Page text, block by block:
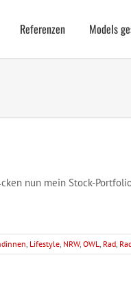
Referenzen Models
nun mein Stock-
, Lifestyle, NRW, OWL, Rad,